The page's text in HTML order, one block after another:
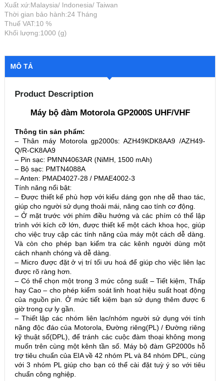
Xuất xứ:Malaysia/ Indonesia/ Taiwan
Thời gian bảo hành:24 Tháng
Thuế VAT:10 %
Khối lượng:1000 (g)
MÔ TẢ
Product Description
Máy bộ đàm Motorola GP2000S UHF/VHF
Thông tin sản phẩm:
– Thân máy Motorola gp2000s: AZH49KDK8AA9 /AZH49-
Q/R-CK8AA9
– Pin sạc: PMNN4063AR (NiMH, 1500 mAh)
– Bộ sạc: PMTN4088A
– Anten: PMAD4027-28 / PMAE4002-3
Tính năng nổi bật:
– Được thiết kế phù hợp với kiểu dáng gọn nhẹ dễ thao tác,
giúp cho người sử dụng thoải mái, nâng cao tính cơ động.
– Ở mặt trước với phím điều hướng và các phím có thể lập
trình với kích cỡ lớn, được thiết kế một cách khoa học, giúp
cho việc truy cập các tính năng của máy một cách dễ dàng.
Và còn cho phép bạn kiểm tra các kênh người dùng một
cách nhanh chóng và dễ dàng.
– Micro được đặt ở vị trí tối ưu hoá để giúp cho việc liên lạc
được rõ ràng hơn.
– Có thể chọn một trong 3 mức công suất – Tiết kiệm, Thấp
hay Cao – cho phép kiểm soát linh hoạt hiệu suất hoạt động
của nguồn pin. Ở mức tiết kiệm bạn sử dụng thêm được 6
giờ trong cự ly gần.
– Thiết lập các nhóm liên lạc/nhóm người sử dụng với tính
năng độc đáo của Motorola, Đường riêng(PL) / Đường riêng
kỹ thuật số(DPL), để tránh các cuộc đàm thoại không mong
muốn trên cùng một kênh tần số. Máy bộ đàm GP2000s hỗ
trợ tiêu chuẩn của EIA về 42 nhóm PL và 84 nhóm DPL, cùng
với 3 nhóm PL giúp cho bạn có thể cài đặt tuỳ ý so với tiêu
chuẩn công nghiệp.